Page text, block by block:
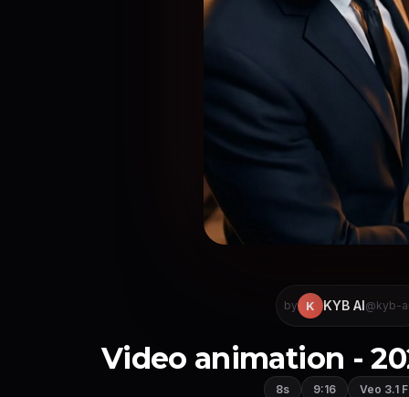
by K KYB AI@kyb-ai
Video animation -
8s 9:16 Veo 3.1